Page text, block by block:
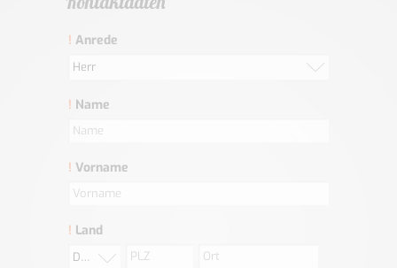
! Anrede
Herr
! Name
! Vorname
! Land
Deutschland